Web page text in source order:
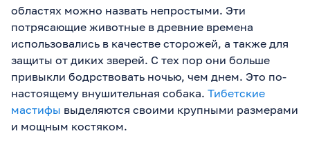
областях можно назвать непростыми. Эти
потрясающие животные в древние времена
использовались в качестве сторожей, а также для
защиты от диких зверей. С тех пор они больше
привыкли бодрствовать ночью, чем днем. Это по-
настоящему внушительная собака. Тибетские
мастифы выделяются своими крупными размерами
и мощным костяком.